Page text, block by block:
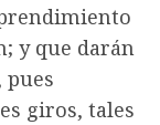
y que darán
pues
giros, tales